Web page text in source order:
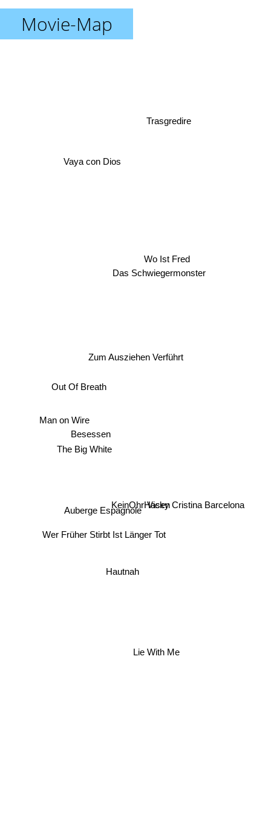
Movie-Map
Zum Ausziehen Verführt
Das Schwiegermonster
Wo Ist Fred
Trasgredire
Besessen
Out Of Breath
The Big White
KeinOhrHasen
Hautnah
Vaya con Dios
Man on Wire
Wer Früher Stirbt Ist Länger Tot
Auberge Espagnole
Lie With Me
Vicky Cristina Barcelona